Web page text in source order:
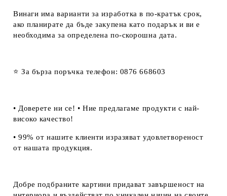
Винаги има варианти за изработка в по-кратък срок,
ако планирате да бъде закупена като подарък и ви е
необходима за определена по-скорошна дата.
⭐ За бърза поръчка телефон: 0876 668603
• Доверете ни се! • Ние предлагаме продукти с най-
високо качество!
• 99% от нашите клиенти изразяват удовлетвореност
от нашата продукция.
Добре подбраните картини придават завършеност на